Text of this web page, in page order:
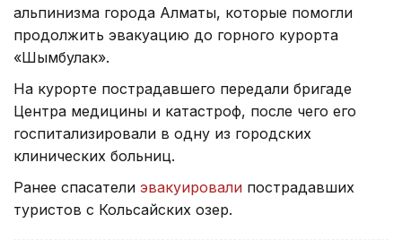
альпинизма города Алматы, которые помогли
продолжить эвакуацию до горного курорта
«Шымбулак».
На курорте пострадавшего передали бригаде
Центра медицины и катастроф, после чего его
госпитализировали в одну из городских
клинических больниц.
Ранее спасатели эвакуировали пострадавших
туристов с Кольсайских озер.